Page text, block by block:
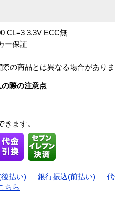
CL=3 3.3V ECC無
ー保証
の商品とは異なる場合がありま
際の注意点
ます。
払い) 銀行振込(前払い)
ちら